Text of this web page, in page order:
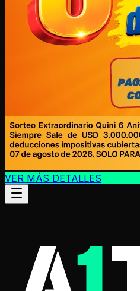
VER MÁS DETALLES